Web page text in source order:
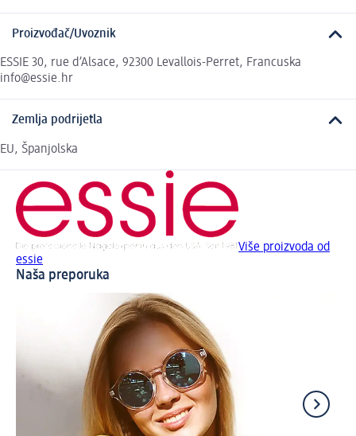
Proizvođač/Uvoznik
ESSIE 30, rue d’Alsace, 92300 Levallois-Perret, Francuska
info@essie.hr
Zemlja podrijetla
EU, Španjolska
Više proizvoda od
essie
Naša preporuka